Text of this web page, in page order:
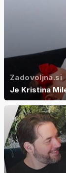
Zadovoljna.si
Je Kristina